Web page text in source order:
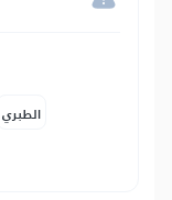
الطبري